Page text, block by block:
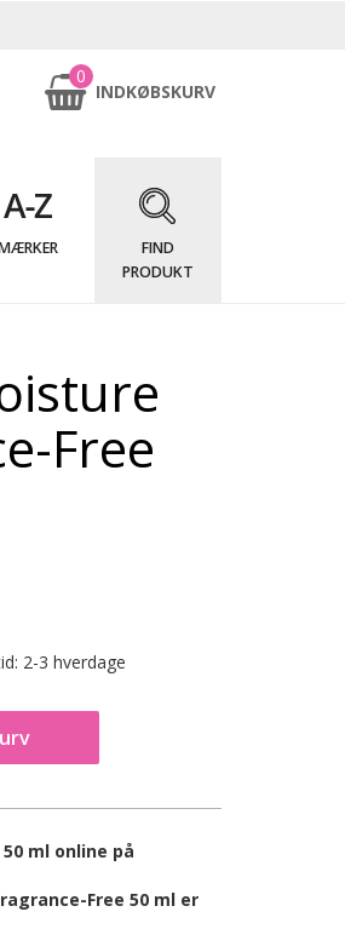
0
INDKØBSKURV
FIND
PRODUKT
Free
2-3 hverdage
ml online på
Free 50 ml er